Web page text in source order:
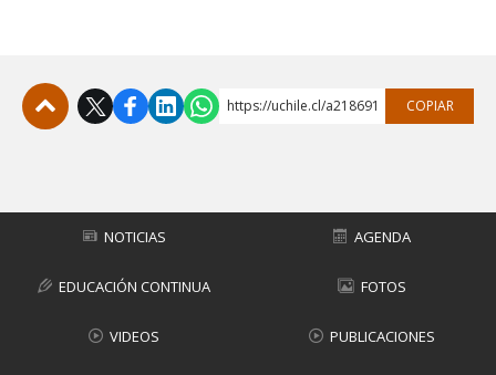
https://uchile.cl/a218691 COPIAR
NOTICIAS AGENDA
EDUCACIÓN CONTINUA FOTOS
VIDEOS PUBLICACIONES